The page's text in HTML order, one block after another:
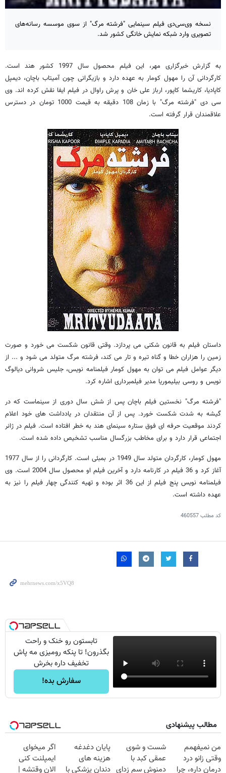
نسخه وی‌سی‌‌دی فیلم سینمایی "فرشته مرگ" از سوی موسسه رسانه‌های
تصویری وارد شبکه نمایش خانگی کشور شد.
به گزارش خبرگزاری مهر، این فیلم محصول سال 1997 کشور هند است.
کارگردانی آن را مهول کومار به عهده دارد و بازیگرانی چون آمیتاب باچان، دیمپل
کاپادیا، کاریشما کاپور، ارباز علی خان و پرش راوال در فیلم ایفا نقش کرده اند. وی
سی دی "فرشته مرگ" با زمان 108 دقیقه به قیمت 1000 تومان در دسترس
علاقمندان قرار گرفته است.
داستان فیلم به قانون شکنی می پردازد. وقتی قانون شکست می خورد و صورت
زمین را هزاران خطا و گناه تیره و تار می کند، فرشته مرگ متولد می شود و ... از
دیگر عوامل فیلم می توان به مهول کومار فیلمنامه نویس، جلیس شروانی دیالوگ
نویس و روسی بیلیموریا مدیر فیلمبرداری اشاره کرد.
"فرشته مرگ" نخستین فیلم باچان پس از شش سال دوری از سینماست که در
گیشه به شدت شکست خورد. پس از آن منتقدان در یادداشت های خود اعلام
کردند موقعیت حرفه ای فوق ستاره سینمای هند به خطر افتاده است. فیلم در ژانر
اجتماعی قرار دارد و برای مخاطب بزرگسال مناسب تشخیص داده شده است.
مهول کومار، کارگردان متولد سال 1949 در بمبئی است. کارگردانی را از سال 1977
آغاز کرد و 36 فیلم در کارنامه دارد و آخرین فیلم او محصول سال 2004 است. وی
فیلمنامه نویس پنج فیلم از این 36 اثر بوده و تهیه کنندگی چهار فیلم را نیز به
عهده داشته است.
کد مطلب460557
تابستون رو خنک و راحت
بگذرون! تا پنکه رومیزی مه پاش
تخفیف داره بخرش
سفارش بده!
مطالب پیشنهادی
من نمیفهمم
وقتی زانو درد
درمان داره، چرا
شست و شوی
عمقی کبد با
دمنوش سم زدای
پایان دغدغه
هزینه های
دندان پزشکی با
اگر میخوای
ایمپلنت کنی
الان وقتشه |